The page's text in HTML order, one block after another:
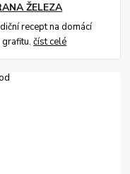
ŽELEZA
recept na domácí
grafitu.číst celé